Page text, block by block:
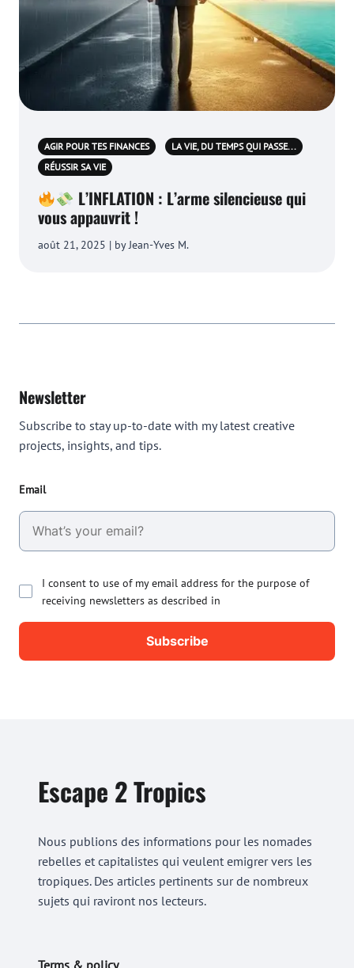
AGIR POUR TES FINANCES
LA VIE, DU TEMPS QUI PASSE...
RÉUSSIR SA VIE
L’INFLATION : L’arme silencieuse qui
vous appauvrit !
août 21, 2025 | by Jean-Yves M.
Newsletter
Subscribe to stay up-to-date with my latest creative
projects, insights, and tips.
Email
I consent to use of my email address for the purpose of
receiving newsletters as described in
Escape 2 Tropics
Nous publions des informations pour les nomades
rebelles et capitalistes qui veulent emigrer vers les
tropiques. Des articles pertinents sur de nombreux
sujets qui raviront nos lecteurs.
Terms & policy